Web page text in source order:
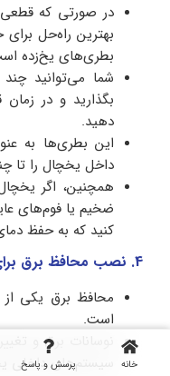
خانه پرسش و پاسخ
در صورتی که قطعی
بهترین راه‌حل
بطری‌های یخ‌زده
شما می‌توانید
بگذارید و در
دهید.
این بطری‌ها به
داخل یخچال را تا
همچنین، اگر
ضخیم یا فوم‌های
کنید که به حفظ
4. نصب محافظ برق
محافظ برق یکی
است.
نوسانات برق و
سیستم‌های داخلی